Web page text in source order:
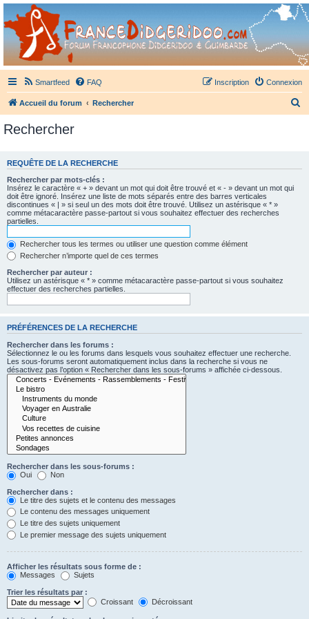
France Didgeridoo
Didgeridoo et Guimbarde sur France Didgeridoo - retrouvez la communauté.
Smartfeed FAQ Connexion
Inscription
Accueil du forum Rechercher
e
Rechercher
REQUÊTE DE LA RECHERCHE
Rechercher par mots-clés :
Insérez le caractère « + » devant un mot qui doit être trouvé et « - » devant un mot qui
doit être ignoré. Insérez une liste de mots séparés entre des barres verticales
discontinues « | » si seul un des mots doit être trouvé. Utilisez un astérisque « * »
comme métacaractère passe-partout si vous souhaitez effectuer des recherches
partielles.
Rechercher tous les termes ou utiliser une question comme élément
Rechercher n’importe quel de ces termes
Rechercher par auteur :
Utilisez un astérisque « * » comme métacaractère passe-partout si vous souhaitez
effectuer des recherches partielles.
PRÉFÉRENCES DE LA RECHERCHE
Rechercher dans les forums :
Sélectionnez le ou les forums dans lesquels vous souhaitez effectuer une recherche.
Les sous-forums seront automatiquement inclus dans la recherche si vous ne
désactivez pas l’option « Rechercher dans les sous-forums » affichée ci-dessous.
Rechercher dans les sous-forums :
Oui
Non
Rechercher dans :
Le titre des sujets et le contenu des messages
Le contenu des messages uniquement
Le titre des sujets uniquement
Le premier message des sujets uniquement
Afficher les résultats sous forme de :
Messages
Sujets
Trier les résultats par :
Croissant
Décroissant